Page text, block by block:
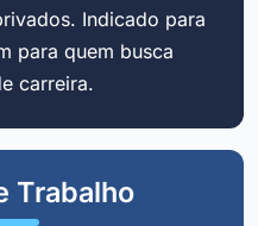
Indicado para
para quem busca
carreira.
Trabalho